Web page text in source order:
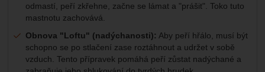
odmastí, peří zkřehne, začne se lámat a "prášit". Toko tuto
mastnotu zachovává.
Obnova "Loftu" (nadýchanosti): Aby peří hřálo, musí být
schopno se po stlačení zase roztáhnout a udržet v sobě
vzduch. Tento přípravek pomáhá peří zůstat nadýchané a